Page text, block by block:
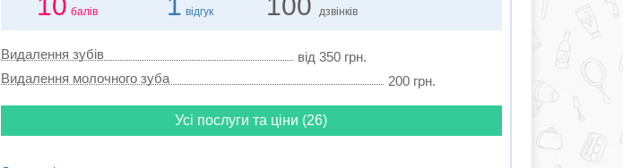
балів відгук дзвінків
Видалення зубів
від 350 грн.
Видалення молочного зуба
200 грн.
Усі послуги та ціни (26)